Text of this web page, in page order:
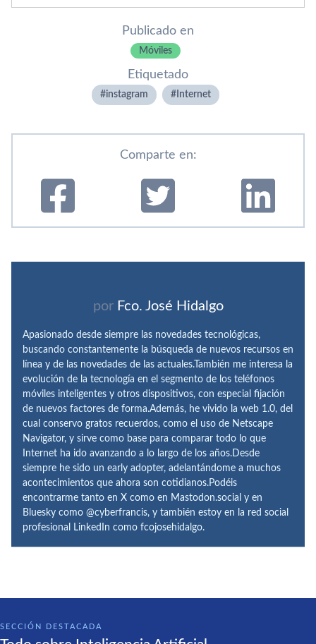
Publicado en
Móviles
Etiquetado
instagram Internet
Comparte en:
por Fco. José Hidalgo
Apasionado desde siempre las novedades tecnológicas,
buscando constantemente la búsqueda de nuevos recursos en
línea y de las novedades de las actuales.También me interesa la
evolución de la tecnología en el segmento de los teléfonos
móviles inteligentes y otros dispositivos, con especial fijación
de nuevos factores de forma.Además, he vivido la web 1.0, del
cual conservo gratos recuerdos, como el uso de Netscape
Navigator, y sirve como base para comparar todo lo que
Internet ha ido avanzando a lo largo de los años.Desde
siempre he sido un early adopter, adelantándome a muchos
acontecimientos que ahora son cotidianos.Podéis
encontrarme tanto en X como en Mastodon.social y en
Bluesky como @cyberfrancis, y también estoy en la red social
profesional LinkedIn como fcojosehidalgo.
SECCIÓN DESTACADA